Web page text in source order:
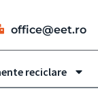
office@eet.ro
reciclare